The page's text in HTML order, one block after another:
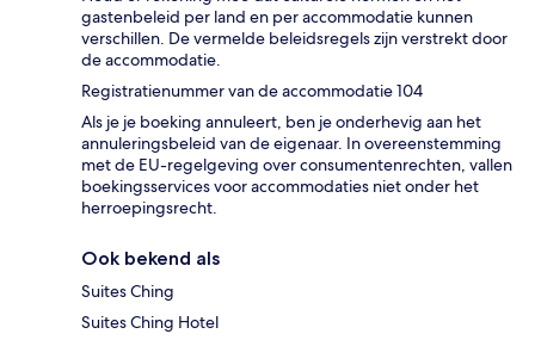
gastenbeleid per land en per accommodatie kunnen
verschillen. De vermelde beleidsregels zijn verstrekt door
de accommodatie.
Registratienummer van de accommodatie 104
Als je je boeking annuleert, ben je onderhevig aan het
annuleringsbeleid van de eigenaar. In overeenstemming
met de EU-regelgeving over consumentenrechten, vallen
boekingsservices voor accommodaties niet onder het
herroepingsrecht.
Ook bekend als
Suites Ching
Suites Ching Hotel